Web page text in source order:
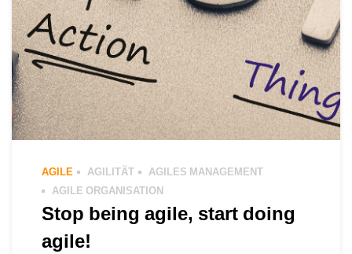
AGILE AGILITÄT
AGILES MANAGEMENT
AGILE ORGANISATION
Stop being agile, start doing
agile!